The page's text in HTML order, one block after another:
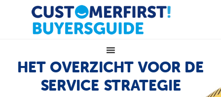
HET OVERZICHT VOOR DE
SERVICE STRATEGIE